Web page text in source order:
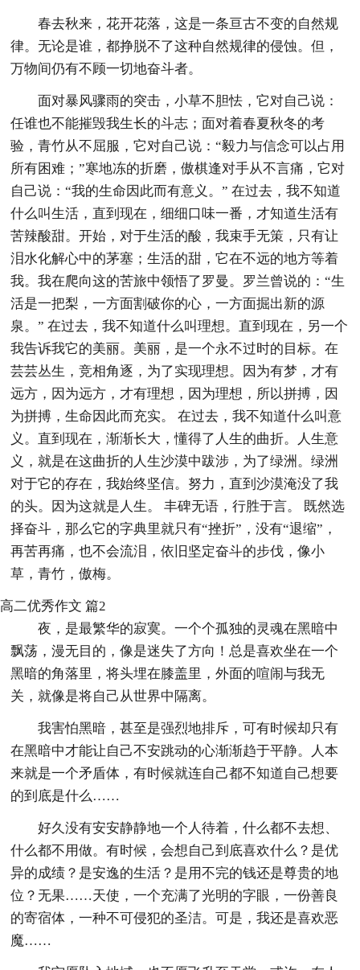
春去秋来，花开花落，这是一条亘古不变的自然规
律。无论是谁，都挣脱不了这种自然规律的侵蚀。但，
万物间仍有不顾一切地奋斗者。
面对暴风骤雨的突击，小草不胆怯，它对自己说：
任谁也不能摧毁我生长的斗志；面对着春夏秋冬的考
验，青竹从不屈服，它对自己说：“毅力与信念可以占用
所有困难；”寒地冻的折磨，傲棋逢对手从不言痛，它对
自己说：“我的生命因此而有意义。” 在过去，我不知道
什么叫生活，直到现在，细细口味一番，才知道生活有
苦辣酸甜。开始，对于生活的酸，我束手无策，只有让
泪水化解心中的茅塞；生活的甜，它在不远的地方等着
我。我在爬向这的苦旅中领悟了罗曼。罗兰曾说的：“生
活是一把梨，一方面割破你的心，一方面掘出新的源
泉。” 在过去，我不知道什么叫理想。直到现在，另一个
我告诉我它的美丽。美丽，是一个永不过时的目标。在
芸芸丛生，竞相角逐，为了实现理想。因为有梦，才有
远方，因为远方，才有理想，因为理想，所以拼搏，因
为拼搏，生命因此而充实。 在过去，我不知道什么叫意
义。直到现在，渐渐长大，懂得了人生的曲折。人生意
义，就是在这曲折的人生沙漠中跋涉，为了绿洲。绿洲
对于它的存在，我始终坚信。努力，直到沙漠淹没了我
的头。因为这就是人生。 丰碑无语，行胜于言。 既然选
择奋斗，那么它的字典里就只有“挫折”，没有“退缩”，
再苦再痛，也不会流泪，依旧坚定奋斗的步伐，像小
草，青竹，傲梅。
高二优秀作文 篇2
夜，是最繁华的寂寞。一个个孤独的灵魂在黑暗中
飘荡，漫无目的，像是迷失了方向！总是喜欢坐在一个
黑暗的角落里，将头埋在膝盖里，外面的喧闹与我无
关，就像是将自己从世界中隔离。
我害怕黑暗，甚至是强烈地排斥，可有时候却只有
在黑暗中才能让自己不安跳动的心渐渐趋于平静。人本
来就是一个矛盾体，有时候就连自己都不知道自己想要
的到底是什么……
好久没有安安静静地一个人待着，什么都不去想、
什么都不用做。有时候，会想自己到底喜欢什么？是优
异的成绩？是安逸的生活？是用不完的钱还是尊贵的地
位？无果……天使，一个充满了光明的字眼，一份善良
的寄宿体，一种不可侵犯的圣洁。可是，我还是喜欢恶
魔……